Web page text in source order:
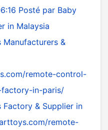
Posté par Baby
in Malaysia
&
remote-control-
in-paris/
& Supplier in
remote-